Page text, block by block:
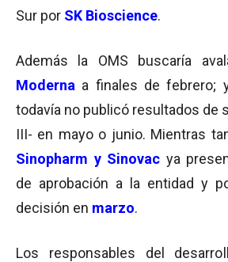
Sur por SK Bioscience.
Además la OMS buscaría
Moderna a finales de febrero;
todavía no publicó resultados de
III- en mayo o junio. Mientras
Sinopharm y Sinovac ya
de aprobación a la entidad y
decisión en marzo.
Los responsables del